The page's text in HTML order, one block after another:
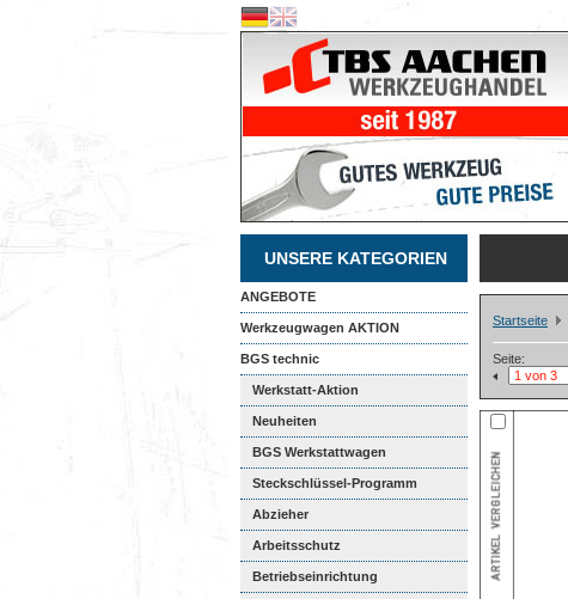
UNSERE KATEGORIEN
ANGEBOTE
Werkzeugwagen AKTION
BGS technic
Werkstatt-Aktion
Neuheiten
BGS Werkstattwagen
Steckschlüssel-Programm
Abzieher
Arbeitsschutz
Betriebseinrichtung
Startseite
Seite: